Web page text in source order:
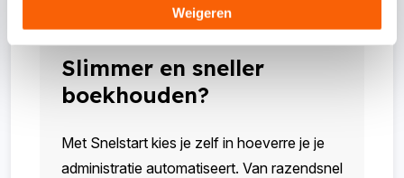
Weigeren
Slimmer en sneller
boekhouden?
Met Snelstart kies je zelf in hoeverre je je
administratie automatiseert. Van razendsnel